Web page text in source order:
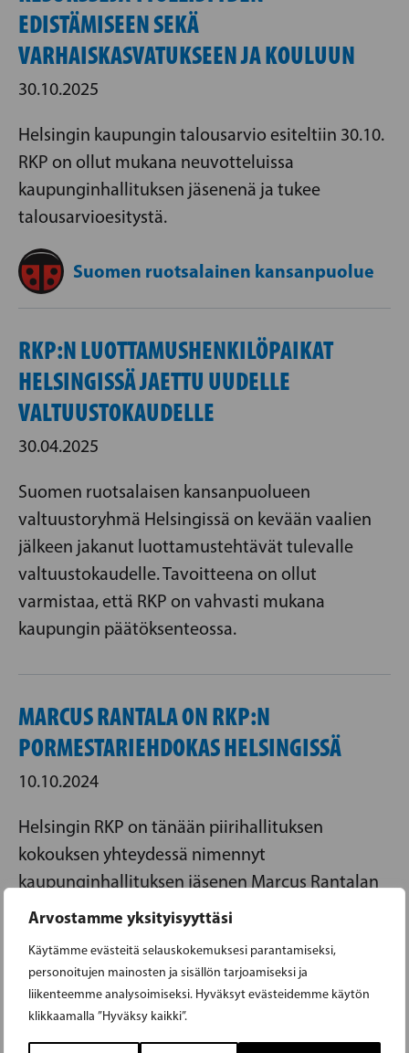
Arvostamme yksityisyyttäsi
Käytämme evästeitä selauskokemuksesi parantamiseksi,
personoitujen mainosten ja sisällön tarjoamiseksi ja
liikenteemme analysoimiseksi. Hyväksyt evästeidemme käytön
klikkaamalla ”Hyväksy kaikki”.
EDISTÄMISEEN SEKÄ
VARHAISKASVATUKSEEN JA KOULUUN
30.10.2025
Helsingin kaupungin talousarvio esiteltiin 30.10.
RKP on ollut mukana neuvotteluissa
kaupunginhallituksen jäsenenä ja tukee
talousarvioesitystä.
Suomen ruotsalainen kansanpuolue
RKP:N LUOTTAMUSHENKILÖPAIKAT
HELSINGISSÄ JAETTU UUDELLE
VALTUUSTOKAUDELLE
30.04.2025
Suomen ruotsalaisen kansanpuolueen
valtuustoryhmä Helsingissä on kevään vaalien
jälkeen jakanut luottamustehtävät tulevalle
valtuustokaudelle. Tavoitteena on ollut
varmistaa, että RKP on vahvasti mukana
kaupungin päätöksenteossa.
MARCUS RANTALA ON RKP:N
PORMESTARIEHDOKAS HELSINGISSÄ
10.10.2024
Helsingin RKP on tänään piirihallituksen
kokouksen yhteydessä nimennyt
kaupunginhallituksen jäsenen Marcus Rantalan
pormestariehdokkaakseen huhtikuussa 2025
Suomen ruotsalainen kansanpuolue